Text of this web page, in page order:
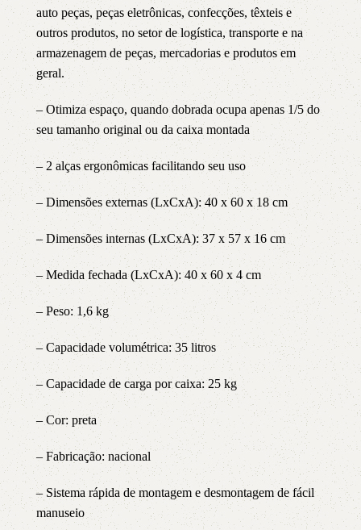
auto peças, peças eletrônicas, confecções, têxteis e
outros produtos, no setor de logística, transporte e na
armazenagem de peças, mercadorias e produtos em
geral.
– Otimiza espaço, quando dobrada ocupa apenas 1/5 do
seu tamanho original ou da caixa montada
– 2 alças ergonômicas facilitando seu uso
– Dimensões externas (LxCxA): 40 x 60 x 18 cm
– Dimensões internas (LxCxA): 37 x 57 x 16 cm
– Medida fechada (LxCxA): 40 x 60 x 4 cm
– Peso: 1,6 kg
– Capacidade volumétrica: 35 litros
– Capacidade de carga por caixa: 25 kg
– Cor: preta
– Fabricação: nacional
– Sistema rápida de montagem e desmontagem de fácil
manuseio